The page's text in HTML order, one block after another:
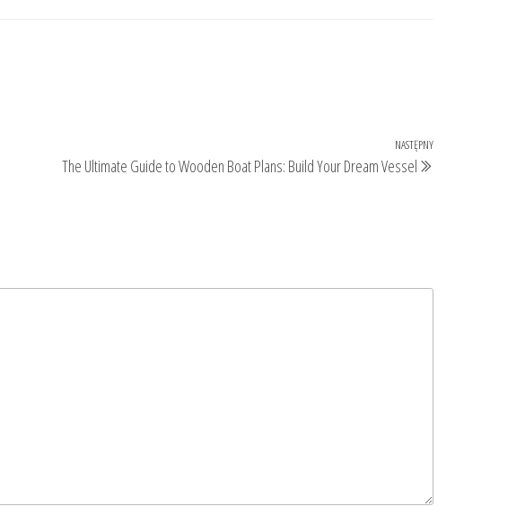
Następny
NASTĘPNY
The Ultimate Guide to Wooden Boat Plans: Build Your Dream Vessel